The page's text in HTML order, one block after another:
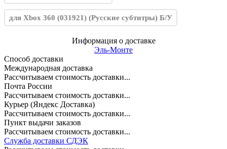
для Xbox 360 (031921) (Русские субтитры) Б/У
Информация о доставке
Эль-Монте
Способ доставки
Международная доставка
Рассчитываем стоимость доставки...
Почта России
Рассчитываем стоимость доставки...
Курьер (Яндекс Доставка)
Рассчитываем стоимость доставки...
Пункт выдачи заказов
Рассчитываем стоимость доставки...
Служба доставки СДЭК